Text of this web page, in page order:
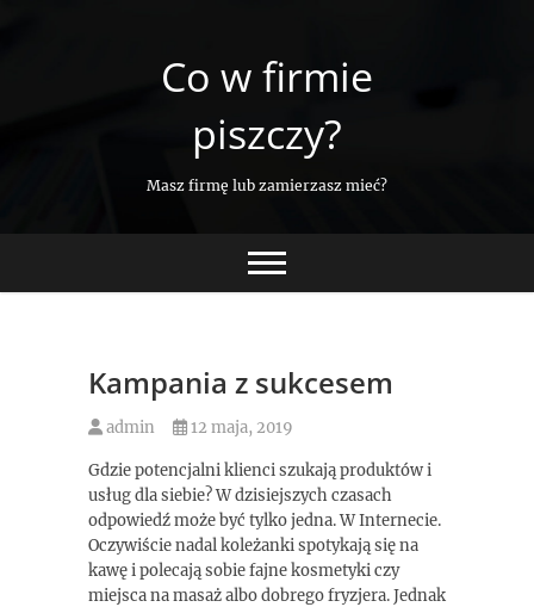
Co w firmie
piszczy?
Masz firmę lub zamierzasz mieć?
Kampania z sukcesem
admin 12 maja, 2019
Gdzie potencjalni klienci szukają produktów i
usług dla siebie? W dzisiejszych czasach
odpowiedź może być tylko jedna. W Internecie.
Oczywiście nadal koleżanki spotykają się na
kawę i polecają sobie fajne kosmetyki czy
miejsca na masaż albo dobrego fryzjera. Jednak